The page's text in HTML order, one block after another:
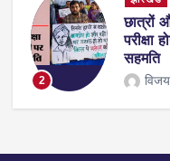
बीच बैठक खत्म,JPSC
और छात्रों में बनी
9, 2026